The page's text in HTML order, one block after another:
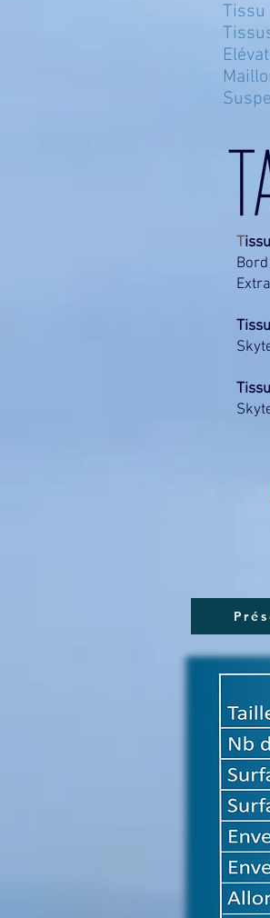
Tissu
T